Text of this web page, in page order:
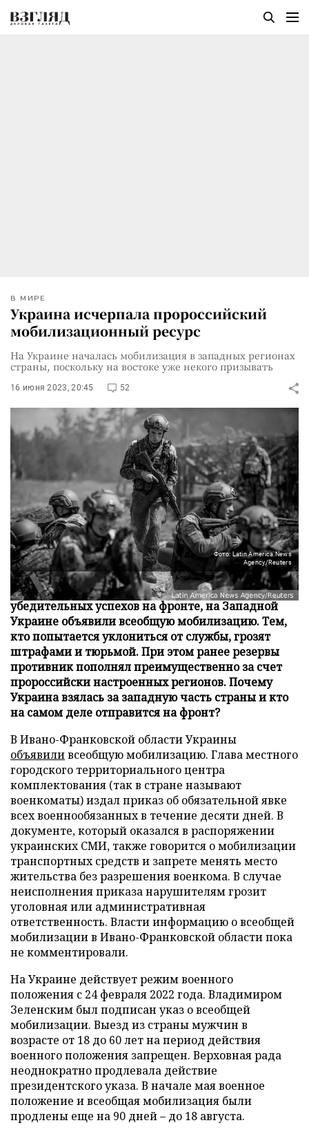
В МИРЕ
Украина исчерпала пророссийский
мобилизационный ресурс
На Украине началась мобилизация в западных регионах
страны, поскольку на востоке уже некого призывать
16 июня 2023, 20:45 52
Фото: Latin America News
Agency/Reuters
Пока ВСУ пытаются добиться хоть каких-то
убедительных успехов на фронте, на Западной
Украине объявили всеобщую мобилизацию. Тем,
кто попытается уклониться от службы, грозят
штрафами и тюрьмой. При этом ранее резервы
противник пополнял преимущественно за счет
пророссийски настроенных регионов. Почему
Украина взялась за западную часть страны и кто
на самом деле отправится на фронт?
В Ивано-Франковской области Украины
объявиливсеобщую мобилизацию. Глава местного
городского территориального центра
комплектования (так в стране называют
военкоматы) издал приказ об обязательной явке
всех военнообязанных в течение десяти дней. В
документе, который оказался в распоряжении
украинских СМИ, также говорится о мобилизации
транспортных средств и запрете менять место
жительства без разрешения военкома. В случае
неисполнения приказа нарушителям грозит
уголовная или административная
ответственность. Власти информацию о всеобщей
мобилизации в Ивано-Франковской области пока
не комментировали.
На Украине действует режим военного
положения с 24 февраля 2022 года. Владимиром
Зеленским был подписан указ о всеобщей
мобилизации. Выезд из страны мужчин в
возрасте от 18 до 60 лет на период действия
военного положения запрещен. Верховная рада
неоднократно продлевала действие
президентского указа. В начале мая военное
положение и всеобщая мобилизация были
продлены еще на 90 дней – до 18 августа.